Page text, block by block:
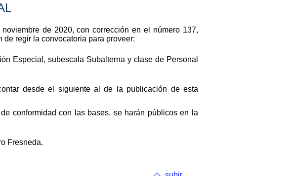
de 2020, con corrección en el número 137,
regir la convocatoria para proveer:
Especial, subescala Subalterna y clase de Personal
desde el siguiente al de la publicación de esta
conformidad con las bases, se harán públicos en la
Fresneda.